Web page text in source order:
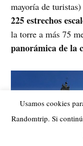
mayoría de
225 estrechos
la torre a más 75
panorámica de la
Usamos cookies
Randomtrip. Si